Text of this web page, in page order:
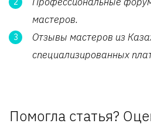
мастеров.
Отзывы мастеров из
специализированных
Помогла статья?